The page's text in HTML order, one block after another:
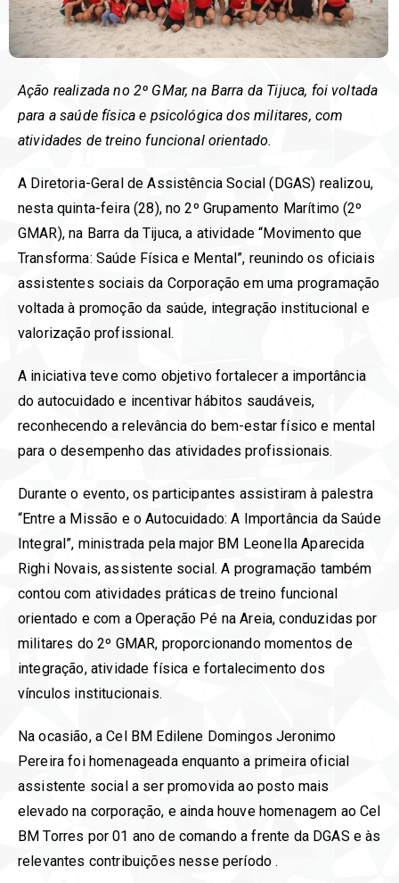
Ação realizada no 2º GMar, na Barra da Tijuca, foi voltada
para a saúde física e psicológica dos militares, com
atividades de treino funcional orientado.
A Diretoria-Geral de Assistência Social (DGAS) realizou,
nesta quinta-feira (28), no 2º Grupamento Marítimo (2º
GMAR), na Barra da Tijuca, a atividade “Movimento que
Transforma: Saúde Física e Mental”, reunindo os oficiais
assistentes sociais da Corporação em uma programação
voltada à promoção da saúde, integração institucional e
valorização profissional.
A iniciativa teve como objetivo fortalecer a importância
do autocuidado e incentivar hábitos saudáveis,
reconhecendo a relevância do bem-estar físico e mental
para o desempenho das atividades profissionais.
Durante o evento, os participantes assistiram à palestra
“Entre a Missão e o Autocuidado: A Importância da Saúde
Integral”, ministrada pela major BM Leonella Aparecida
Righi Novais, assistente social. A programação também
contou com atividades práticas de treino funcional
orientado e com a Operação Pé na Areia, conduzidas por
militares do 2º GMAR, proporcionando momentos de
integração, atividade física e fortalecimento dos
vínculos institucionais.
Na ocasião, a Cel BM Edilene Domingos Jeronimo
Pereira foi homenageada enquanto a primeira oficial
assistente social a ser promovida ao posto mais
elevado na corporação, e ainda houve homenagem ao Cel
BM Torres por 01 ano de comando a frente da DGAS e às
relevantes contribuições nesse período .